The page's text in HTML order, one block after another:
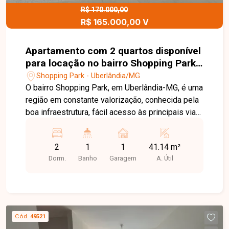
R$ 170.000,00
R$ 165.000,00 V
Apartamento com 2 quartos disponível
para locação no bairro Shopping Park
em Uberlândia-MG
Shopping Park - Uberlândia/MG
O bairro Shopping Park, em Uberlândia-MG, é uma
região em constante valorização, conhecida pela
boa infraestrutura, fácil acesso às principais vias
e serviços essenciais, além de estar próximo ao
Uberlândia Shopping e à UNITRI, oferecendo
ainda mais praticidade e qualidade de vida para
descoberta. O imóvel está localizado em um dos
melhores blocos do condomínio, próximo à
2
Dorm.
1
Banho
1
Garagem
41.14 m²
A. Útil
Cód. 49521